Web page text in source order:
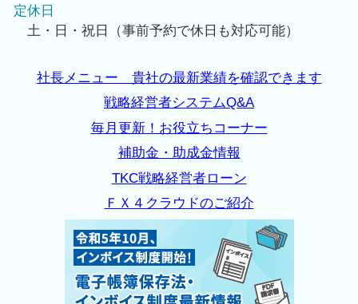
定休日
土・日・祝日（事前予約で休日も対応可能）
社長メニュー 貴社の最新業績を確認できます
戦略経営者システムQ&A
毎月更新！お役立ちコーナー
補助金・助成金情報
TKC戦略経営者ローン
ＦＸ４クラウドのご紹介